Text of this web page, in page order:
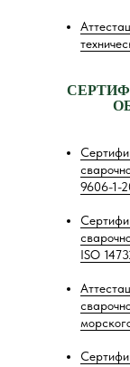
9606-1-
ISO